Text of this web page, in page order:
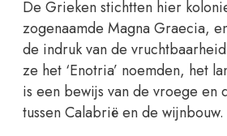
De Grieken stichtten hier
zogenaamde Magna Graecia,
de indruk van de
ze het ‘Enotria’ noemden, het
is een bewijs van de vroege en
tussen Calabrië en de wijnbouw.